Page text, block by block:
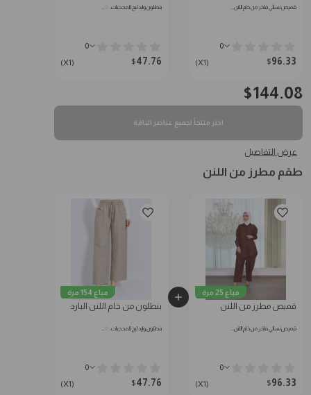
قميص نسائي فاخر من خام اللنن…
0
96.33
$
(X1)
بنطلون وايد ليج للمحجبات: ♢…
0
47.76
$
(X1)
144.08
$
اختر منتجاً لجميع عناصر الباقة
عرض التفاصيل
طقم مطرز من اللنن
مباع 25 مرة
قميص مطرز من اللنن
قميص نسائي فاخر من خام اللنن…
0
96.33
$
(X1)
مباع 154 مرة
بنطلون من خام اللنن البارد
بنطلون وايد ليج للمحجبات: ♢…
0
47.76
$
(X1)